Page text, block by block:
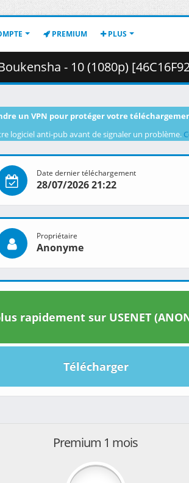
PREMIUM PLUS
- 10 (1080p)
un VPN pour protéger votre
logiciel anti-pub avant de signaler un problème.
Date dernier téléchargement
28/07/2026 21:22
Propriétaire
Anonyme
rapidement sur USENET
Télécharger
Premium 1 mois